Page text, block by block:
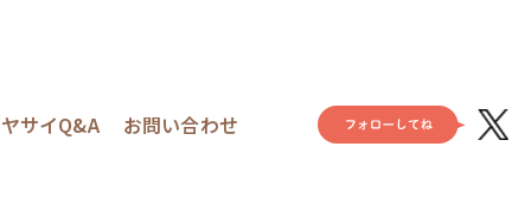
ヤサイQ&A お問い合わせ